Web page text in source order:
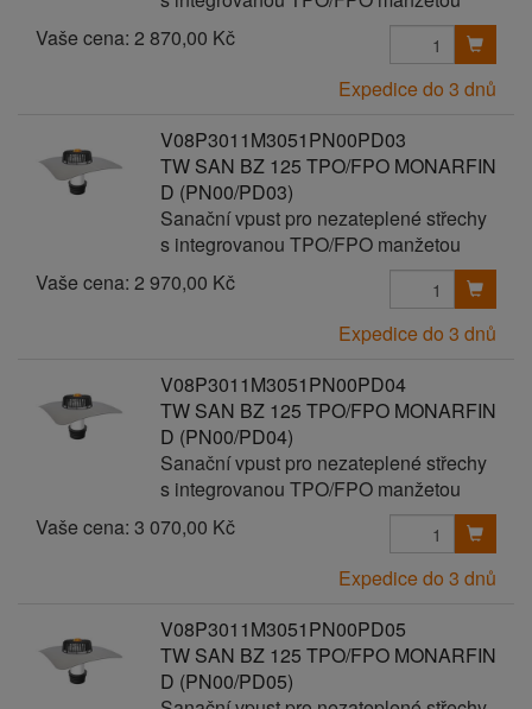
Vaše cena: 2 870,00 Kč
Expedice do 3 dnů
V08P3011M3051PN00PD03
TW SAN BZ 125 TPO/FPO MONARFIN
D (PN00/PD03)
Sanační vpust pro nezateplené střechy
s integrovanou TPO/FPO manžetou
Vaše cena: 2 970,00 Kč
Expedice do 3 dnů
V08P3011M3051PN00PD04
TW SAN BZ 125 TPO/FPO MONARFIN
D (PN00/PD04)
Sanační vpust pro nezateplené střechy
s integrovanou TPO/FPO manžetou
Vaše cena: 3 070,00 Kč
Expedice do 3 dnů
V08P3011M3051PN00PD05
TW SAN BZ 125 TPO/FPO MONARFIN
D (PN00/PD05)